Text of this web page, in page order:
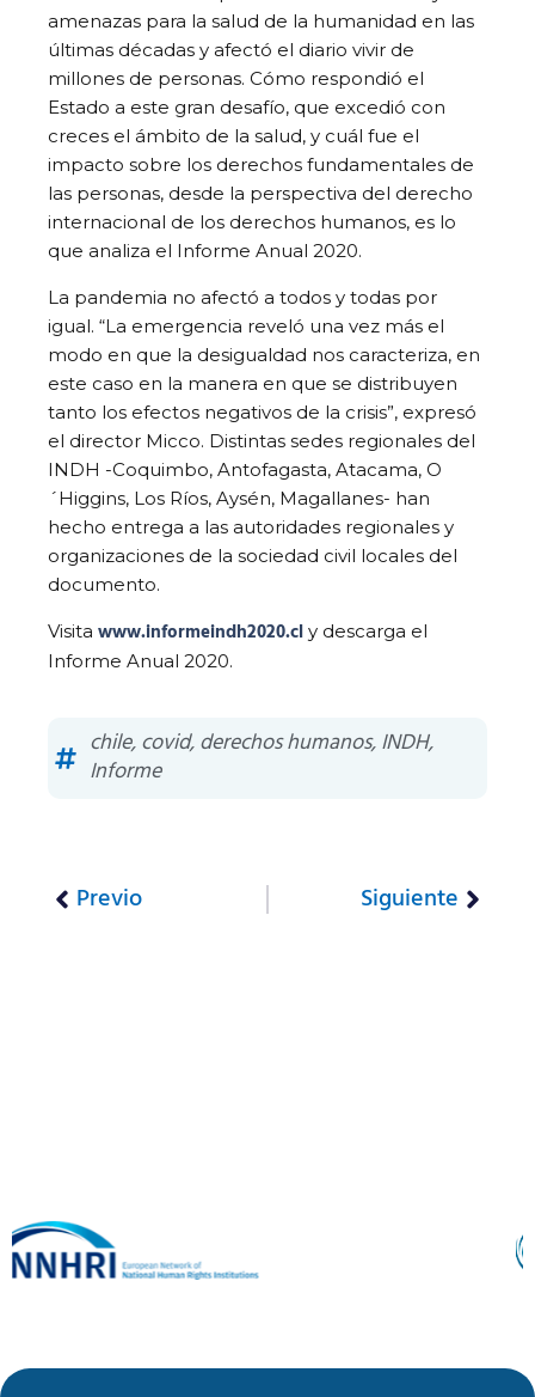
amenazas para la salud de la humanidad en las
últimas décadas y afectó el diario vivir de
millones de personas. Cómo respondió el
Estado a este gran desafío, que excedió con
creces el ámbito de la salud, y cuál fue el
impacto sobre los derechos fundamentales de
las personas, desde la perspectiva del derecho
internacional de los derechos humanos, es lo
que analiza el Informe Anual 2020.
La pandemia no afectó a todos y todas por
igual. “La emergencia reveló una vez más el
modo en que la desigualdad nos caracteriza, en
este caso en la manera en que se distribuyen
tanto los efectos negativos de la crisis”, expresó
el director Micco. Distintas sedes regionales del
INDH -Coquimbo, Antofagasta, Atacama, O
´Higgins, Los Ríos, Aysén, Magallanes- han
hecho entrega a las autoridades regionales y
organizaciones de la sociedad civil locales del
documento.
Visita www.informeindh2020.cl y descarga el
Informe Anual 2020.
chile,covid,derechos humanos,INDH,
Informe
Previo Siguiente